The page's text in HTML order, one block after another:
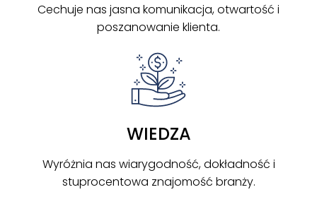
Cechuje nas jasna komunikacja, otwartość i
poszanowanie klienta.
WIEDZA
Wyróżnia nas wiarygodność, dokładność i
stuprocentowa znajomość branży.